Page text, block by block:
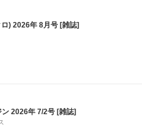
) 2026年 8月号 [雑誌]
2026年 7/2号 [雑誌]